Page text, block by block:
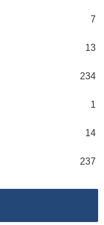
7
13
234
1
14
237